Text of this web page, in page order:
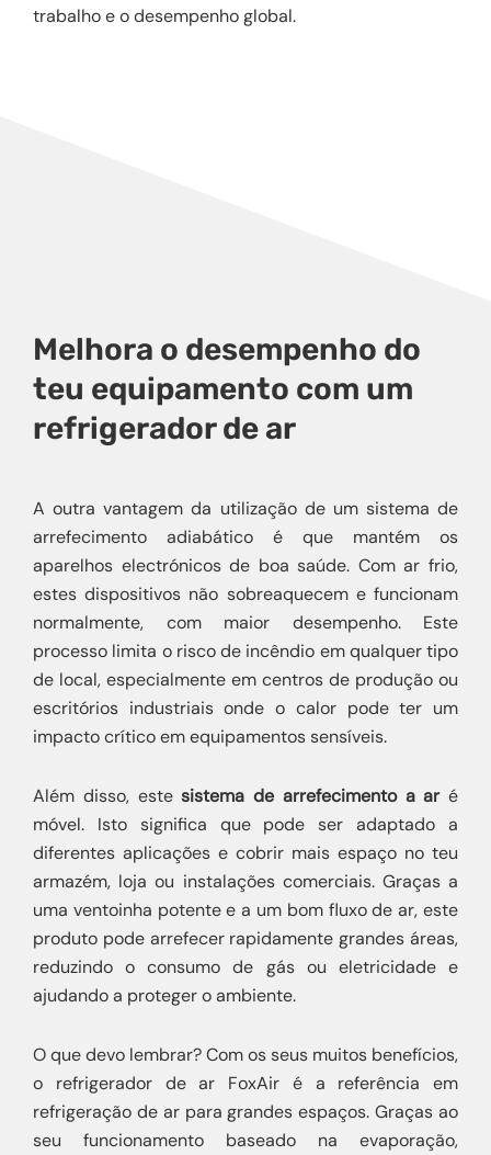
trabalho e o desempenho global.
Melhora o desempenho do
teu equipamento com um
refrigerador de ar
A outra vantagem da utilização de um sistema de
arrefecimento adiabático é que mantém os
aparelhos electrónicos de boa saúde. Com ar frio,
estes dispositivos não sobreaquecem e funcionam
normalmente, com maior desempenho. Este
processo limita o risco de incêndio em qualquer tipo
de local, especialmente em centros de produção ou
escritórios industriais onde o calor pode ter um
impacto crítico em equipamentos sensíveis.
Além disso, estesistema de arrefecimento a aré
móvel. Isto significa que pode ser adaptado a
diferentes aplicações e cobrir mais espaço no teu
armazém, loja ou instalações comerciais. Graças a
uma ventoinha potente e a um bom fluxo de ar, este
produto pode arrefecer rapidamente grandes áreas,
reduzindo o consumo de gás ou eletricidade e
ajudando a proteger o ambiente.
O que devo lembrar? Com os seus muitos benefícios,
o refrigerador de ar FoxAir é a referência em
refrigeração de ar para grandes espaços. Graças ao
seu funcionamento baseado na evaporação,